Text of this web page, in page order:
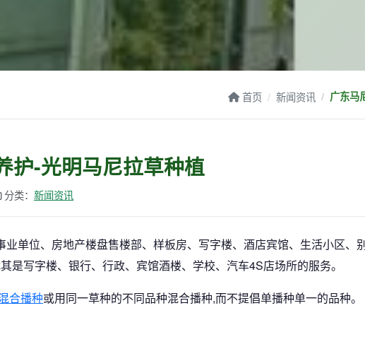
首页 新闻资讯 广东马
护-光明马尼拉草种植
分类： 新闻资讯
单位、房地产楼盘售楼部、样板房、写字楼、酒店宾馆、生活小区、
是写字楼、银行、行政、宾馆酒楼、学校、汽车4S店场所的服务。
合播种或用同一草种的不同品种混合播种,而不提倡单播种单一的品种。